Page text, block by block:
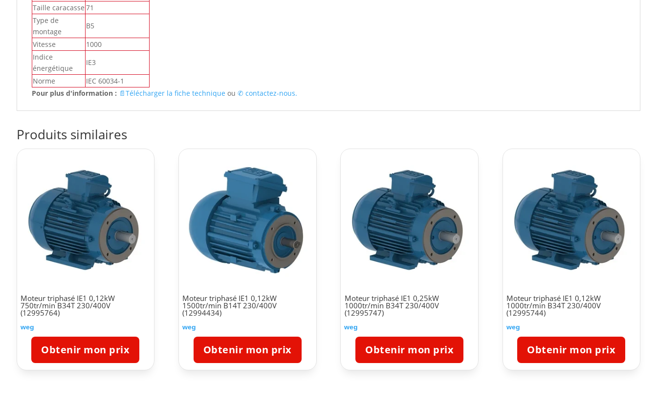
Taille caracasse 71
Type de
montage
B5
Vitesse
1000
Indice
énergétique
IE3
Norme
IEC 60034-1
Pour plus d'information : 📄Télécharger la fiche technique ou ✆ contactez-nous.
Produits similaires
Moteur triphasé IE1 0,12kW
750tr/min B34T 230/400V
(12995764)
weg
Obtenir mon prix
Moteur triphasé IE1 0,12kW
1500tr/min B14T 230/400V
(12994434)
weg
Obtenir mon prix
Moteur triphasé IE1 0,25kW
1000tr/min B34T 230/400V
(12995747)
weg
Obtenir mon prix
Moteur triphasé IE1 0,12kW
1000tr/min B34T 230/400V
(12995744)
weg
Obtenir mon prix